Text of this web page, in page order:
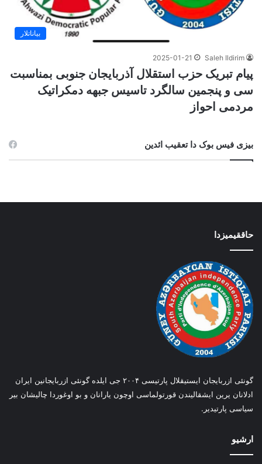
بیاناتلار
Saleh Ildirim
2025-01-21
پیام تبریک حزب استقلال آذربایجان جنوبی بمناسبت
سی و پنجمین سالگرد تاسیس جبهه دمکراتیک
مردمی احواز
بیزی فیس بوک دا تعقیب ائدین
حاققیمیزدا
گونئی ازربایجان ایستیقلال پارتیسی ۲۰۰۴ جی ایلده گونئی ازربایجانین ایران
ادلانان یرین ایشقالیندن قورتولماسی اوچون یارانان و بو اوغوردا چالیشان بیر
سیاسی پارتیدیر.
ارشیو